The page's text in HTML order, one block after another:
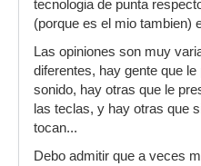
tecnologia de punta
(porque es el mio tambien)
Las opiniones son muy
diferentes, hay gente que
sonido, hay otras que le
las teclas, y hay otras que
tocan...
Debo admitir que a veces